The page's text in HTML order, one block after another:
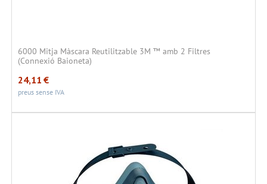
6000 Mitja Màscara Reutilitzable 3M ™ amb 2 Filtres
(Connexió Baioneta)
24,11 €
preus sense IVA